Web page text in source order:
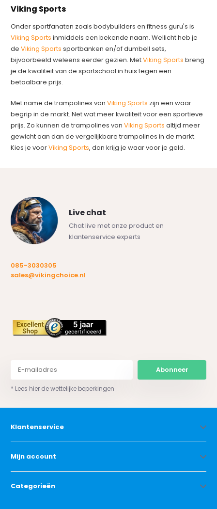
Viking Sports
Onder sportfanaten zoals bodybuilders en fitness guru's is
Viking Sports inmiddels een bekende naam. Wellicht heb je
deViking Sports sportbanken en/of dumbell sets,
bijvoorbeeld weleens eerder gezien. MetViking Sports breng
je de kwaliteit van de sportschool in huis tegen een
betaalbare prijs.
Met name de trampolines vanViking Sports zijn een waar
begrip in de markt. Net wat meer kwaliteit voor een sportieve
prijs. Zo kunnen de trampolines vanViking Sports altijd meer
gewicht aan dan de vergelijkbare trampolines in de markt.
Kies je voorViking Sports, dan krijg je waar voor je geld.
Live chat
Chat live met onze product en
klantenservice experts
085-3030305
sales@vikingchoice.nl
Abonneer
* Lees hier de wettelijke beperkingen
Klantenservice
Mijn account
Categorieën